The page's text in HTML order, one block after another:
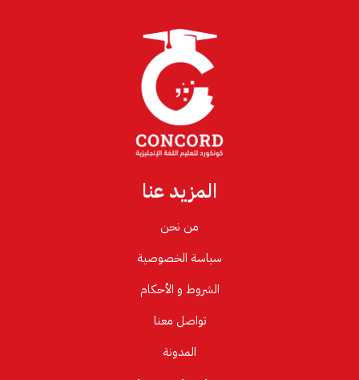
المزيد عنا
من نحن
سياسة الخصوصية
الشروط و الأحكام
تواصل معنا
المدونة